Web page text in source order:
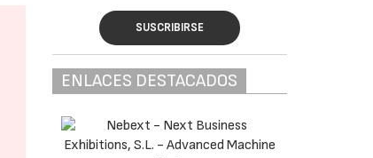
SUSCRIBIRSE
ENLACES DESTACADOS